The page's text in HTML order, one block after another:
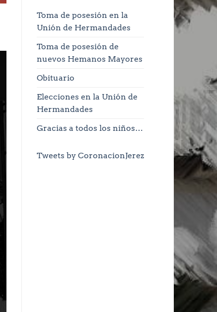
Toma de posesión en la
Unión de Hermandades
Toma de posesión de
nuevos Hemanos Mayores
Obituario
Elecciones en la Unión de
Hermandades
Gracias a todos los niños…
Tweets by CoronacionJerez